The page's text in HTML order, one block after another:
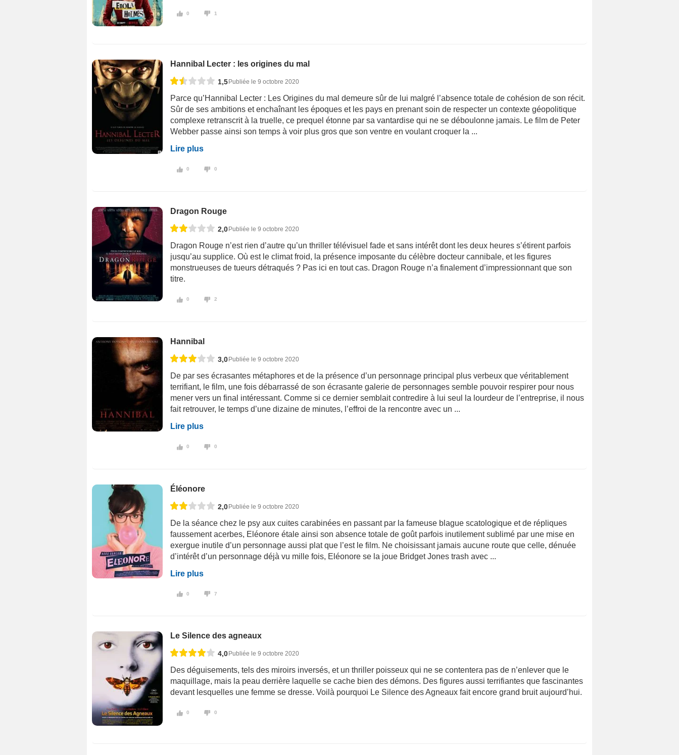
0 1
Hannibal Lecter : les origines du mal
1,5 Publiée le 9 octobre 2020
Parce qu’Hannibal Lecter : Les Origines du mal demeure sûr de lui malgré l’absence totale de cohésion de son récit.
Sûr de ses ambitions et enchaînant les époques et les pays en prenant soin de respecter un contexte géopolitique
complexe retranscrit à la truelle, ce prequel étonne par sa vantardise qui ne se déboulonne jamais. Le film de Peter
Webber passe ainsi son temps à voir plus gros que son ventre en voulant croquer la ...
Lire plus
0 0
Dragon Rouge
2,0 Publiée le 9 octobre 2020
Dragon Rouge n’est rien d’autre qu’un thriller télévisuel fade et sans intérêt dont les deux heures s’étirent parfois
jusqu’au supplice. Où est le climat froid, la présence imposante du célèbre docteur cannibale, et les figures
monstrueuses de tueurs détraqués ? Pas ici en tout cas. Dragon Rouge n’a finalement d’impressionnant que son
titre.
0 2
Hannibal
3,0 Publiée le 9 octobre 2020
De par ses écrasantes métaphores et de la présence d’un personnage principal plus verbeux que véritablement
terrifiant, le film, une fois débarrassé de son écrasante galerie de personnages semble pouvoir respirer pour nous
mener vers un final intéressant. Comme si ce dernier semblait contredire à lui seul la lourdeur de l’entreprise, il nous
fait retrouver, le temps d’une dizaine de minutes, l’effroi de la rencontre avec un ...
Lire plus
0 0
Éléonore
2,0Publiée le 9 octobre 2020
De la séance chez le psy aux cuites carabinées en passant par la fameuse blague scatologique et de répliques
faussement acerbes, Eléonore étale ainsi son absence totale de goût parfois inutilement sublimé par une mise en
exergue inutile d’un personnage aussi plat que l’est le film. Ne choisissant jamais aucune route que celle, dénuée
d’intérêt d’un personnage déjà vu mille fois, Eléonore se la joue Bridget Jones trash avec ...
Lire plus
0 7
Le Silence des agneaux
4,0 Publiée le 9 octobre 2020
Des déguisements, tels des miroirs inversés, et un thriller poisseux qui ne se contentera pas de n’enlever que le
maquillage, mais la peau derrière laquelle se cache bien des démons. Des figures aussi terrifiantes que fascinantes
devant lesquelles une femme se dresse. Voilà pourquoi Le Silence des Agneaux fait encore grand bruit aujourd’hui.
0 0